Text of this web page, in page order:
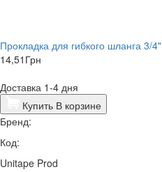
Прокладка для гибкого шланга 3/4"
14,51 Грн
Доставка 1-4 дня
Купить В корзине
Бренд:
Код:
Unitape Prod